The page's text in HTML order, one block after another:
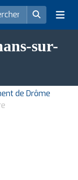
sur-
de Drôme